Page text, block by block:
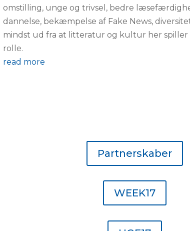
omstilling, unge og trivsel, bedre
dannelse, bekæmpelse af Fake News,
mindst ud fra at litteratur og kultur her spiller
rolle.
read more
Partnerskaber
WEEK17